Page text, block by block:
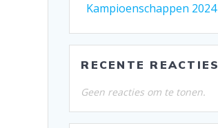
Kampioenschappen 2024
RECENTE REACTIES
Geen reacties om te tonen.